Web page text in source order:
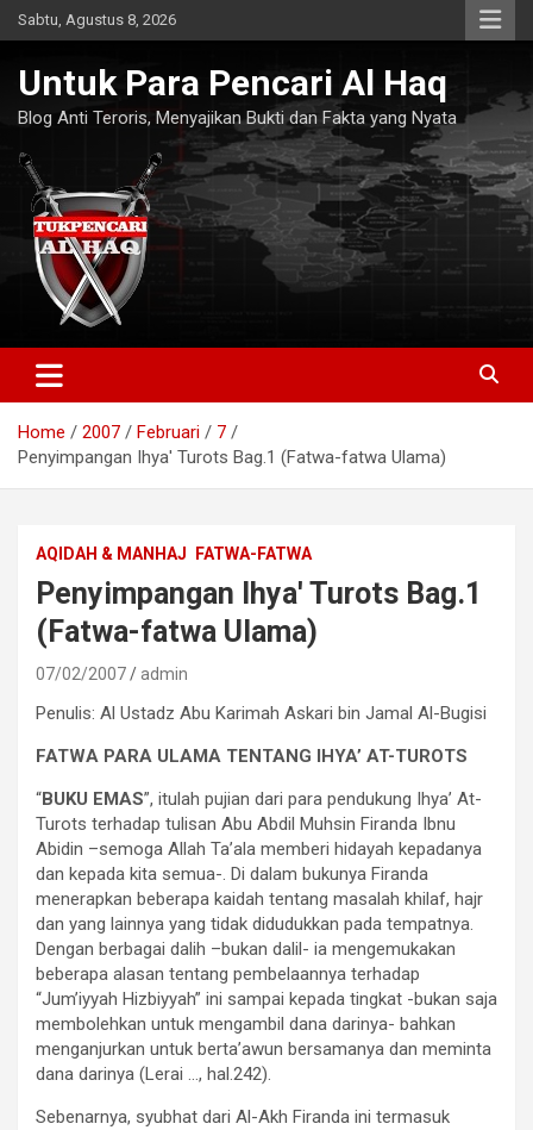
Skip
to
Sabtu, Agustus 8, 2026
Untuk Para Pencari Al Haq
Blog Anti Teroris, Menyajikan Bukti dan Fakta yang Nyata
Home 2007 Februari
7
Penyimpangan Ihya' Turots Bag.1 (Fatwa-fatwa Ulama)
AQIDAH & MANHAJ FATWA-FATWA
Penyimpangan Ihya' Turots Bag.1
(Fatwa-fatwa Ulama)
07/02/2007 admin
Penulis: Al Ustadz Abu Karimah Askari bin Jamal Al-Bugisi
FATWA PARA ULAMA TENTANG IHYA’ AT-TUROTS
“BUKU EMAS”, itulah pujian dari para pendukung Ihya’ At-
Turots terhadap tulisan Abu Abdil Muhsin Firanda Ibnu
Abidin –semoga Allah Ta’ala memberi hidayah kepadanya
dan kepada kita semua-. Di dalam bukunya Firanda
menerapkan beberapa kaidah tentang masalah khilaf, hajr
dan yang lainnya yang tidak didudukkan pada tempatnya.
Dengan berbagai dalih –bukan dalil- ia mengemukakan
beberapa alasan tentang pembelaannya terhadap
“Jum’iyyah Hizbiyyah” ini sampai kepada tingkat -bukan saja
membolehkan untuk mengambil dana darinya- bahkan
menganjurkan untuk berta’awun bersamanya dan meminta
dana darinya (Lerai …, hal.242).
Sebenarnya, syubhat dari Al-Akh Firanda ini termasuk